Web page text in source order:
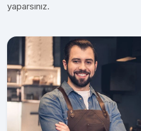
yaparsınız.